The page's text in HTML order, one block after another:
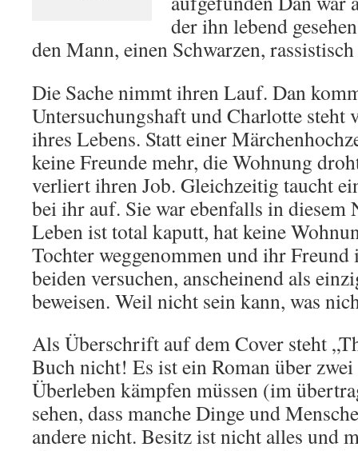
der ihn lebend
den Mann, einen Schwarzen,
Die Sache nimmt ihren Lauf. Dan
Untersuchungshaft und Charlotte steht
ihres Lebens. Statt einer
keine Freunde mehr, die Wohnung
verliert ihren Job. Gleichzeitig taucht
bei ihr auf. Sie war ebenfalls in diesem
Leben ist total kaputt, hat keine
Tochter weggenommen und ihr Freund
beiden versuchen, anscheinend als
beweisen. Weil nicht sein kann, was
Als Überschrift auf dem Cover steht
Buch nicht! Es ist ein Roman über
Überleben kämpfen müssen (im
sehen, dass manche Dinge und
andere nicht. Besitz ist nicht alles und